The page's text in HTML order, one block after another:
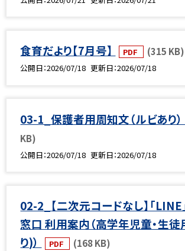
食育だより【7月号】 PDF (315 KB)
公開日 2026/07/18 更新日 2026/07/18
03-1_保護者用周知文（ルビあり）
KB)
公開日 2026/07/18 更新日 2026/07/18
02-2_【二次元コードなし】「LINE
窓口 利用案内（高学年児童・生
り)）
PDF (168 KB)